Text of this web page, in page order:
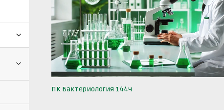
ПК Бактериология 144ч